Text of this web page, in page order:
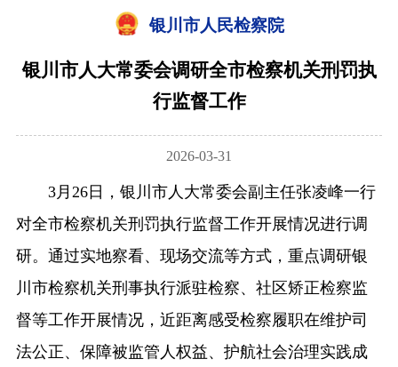
银川市人民检察院
银川市人大常委会调研全市检察机关刑罚执
行监督工作
2026-03-31
3月26日，银川市人大常委会副主任张凌峰一行
对全市检察机关刑罚执行监督工作开展情况进行调
研。通过实地察看、现场交流等方式，重点调研银
川市检察机关刑事执行派驻检察、社区矫正检察监
督等工作开展情况，近距离感受检察履职在维护司
法公正、保障被监管人权益、护航社会治理实践成